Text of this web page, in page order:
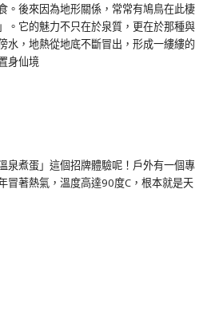
。後來因為地形關係，常常有鳩鳥在此棲
。它的魅力不只在於泉質，更在於那種與
水，地熱從地底不斷冒出，形成一縷縷的
身仙境
泉煮蛋」這個招牌體驗呢！戶外有一個專
冒著熱氣，溫度高達90度C，根本就是天